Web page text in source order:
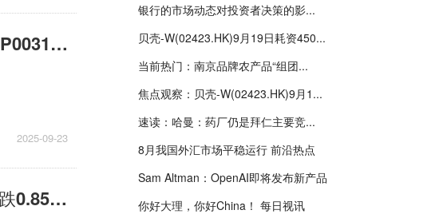
【报资讯】科伦博泰生物-B(06990.HK)：A400/EP0031新药上市申请获国家药监局受理
2025-09-23
【ETF动向】9月22日鹏华中证光伏产业ETF基金跌0.85%，份额增加100万份
银行的市场动态对投资者决策的影...
贝壳-W(02423.HK)9月19日耗资450...
当前热门：南京品牌农产品“组团...
焦点观察：贝壳-W(02423.HK)9月1...
速读：哈曼：药厂仍是拜仁主要竞...
8月我国外汇市场平稳运行 前沿热点
Sam Altman：OpenAI即将发布新产品
你好大理，你好China！ 每日视讯